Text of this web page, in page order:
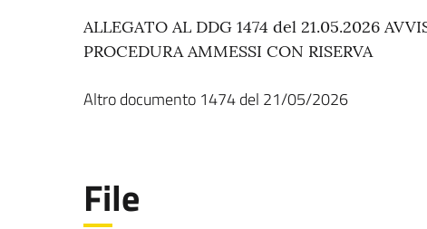
ALLEGATO AL DDG 1474 del 21.05.2026
PROCEDURA AMMESSI CON RISERVA
Altro documento 1474del 21/05/2026
File